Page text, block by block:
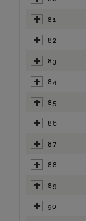
81
82
83
84
85
86
87
88
89
90